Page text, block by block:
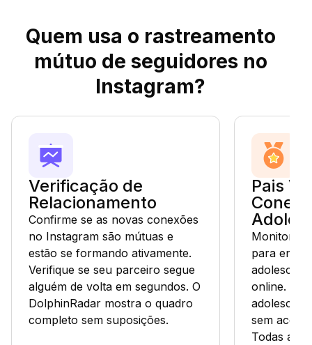
Quem usa o rastreamento
mútuo de seguidores no
Instagram?
Verificação de
Relacionamento
Confirme se as novas conexões
no Instagram são mútuas e
estão se formando ativamente.
Verifique se seu parceiro segue
alguém de volta em segundos. O
DolphinRadar mostra o quadro
completo sem suposições.
Pais
Monitore
para
online.
sem
Todas as